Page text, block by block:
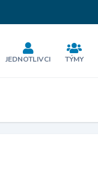
JEDNOTLIVCI TÝMY